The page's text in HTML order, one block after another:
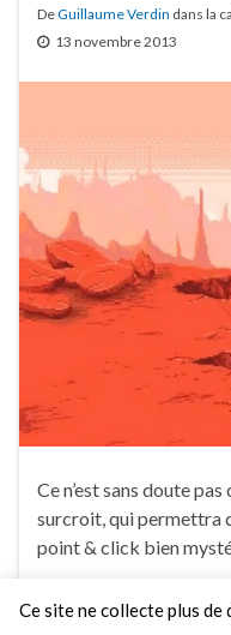
DeGuillaume Verdin dans la
13 novembre 2013
Ce n’est sans doute
surcroit, qui permettra
point & click bien
Ce site ne collecte plus